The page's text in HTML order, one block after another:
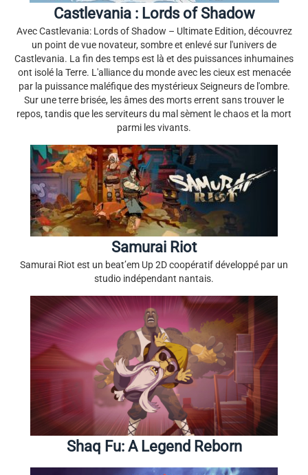
Castlevania : Lords of Shadow
Avec Castlevania: Lords of Shadow – Ultimate Edition, découvrez
un point de vue novateur, sombre et enlevé sur l'univers de
Castlevania. La fin des temps est là et des puissances inhumaines
ont isolé la Terre. L'alliance du monde avec les cieux est menacée
par la puissance maléfique des mystérieux Seigneurs de l'ombre.
Sur une terre brisée, les âmes des morts errent sans trouver le
repos, tandis que les serviteurs du mal sèment le chaos et la mort
parmi les vivants.
Samurai Riot
Samurai Riot est un beat’em Up 2D coopératif développé par un
studio indépendant nantais.
Shaq Fu: A Legend Reborn